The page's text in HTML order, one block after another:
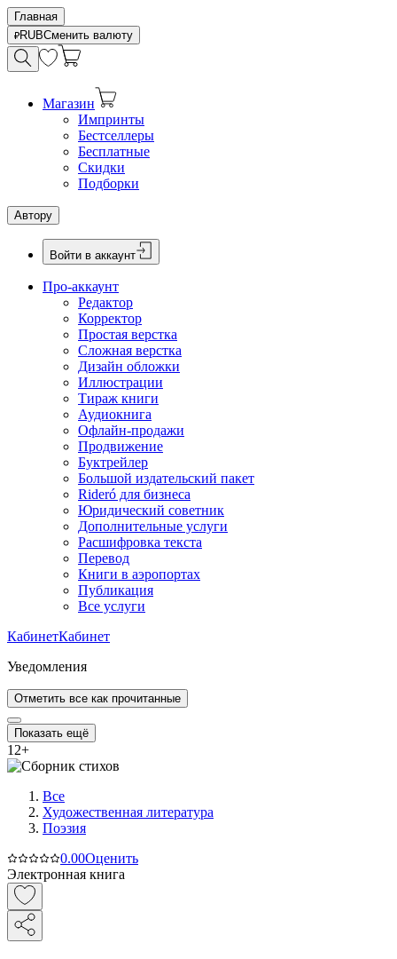
Главная
RUBСменить валюту
Магазин
Импринты
Бестселлеры
Бесплатные
Скидки
Подборки
Автору
Войти в аккаунт
Про-аккаунт
Редактор
Корректор
Простая верстка
Сложная верстка
Дизайн обложки
Иллюстрации
Тираж книги
Аудиокнига
Офлайн-продажи
Продвижение
Буктрейлер
Большой издательский пакет
Rideró для бизнеса
Юридический советник
Дополнительные услуги
Расшифровка текста
Перевод
Книги в аэропортах
Публикация
Все услуги
КабинетКабинет
Уведомления
Отметить все как прочитанные
Показать ещё
12+
Все
Художественная литература
Поэзия
0.00Оценить
Электронная книга